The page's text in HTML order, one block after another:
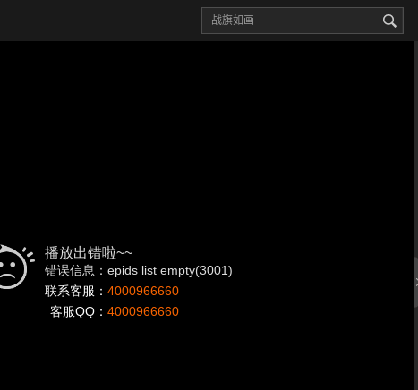
播放出错啦~~
错误信息：epids list empty(3001)
联系客服： 4000966660
客服QQ： 4000966660